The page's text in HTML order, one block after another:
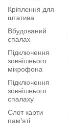
Кріплення для
штатива
Вбудований
спалах
Підключення
зовнішнього
мікрофона
Підключення
зовнішнього
спалаху
Слот карти
пам'яті